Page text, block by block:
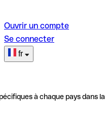
Ouvrir un compte
Se connecter
fr
à chaque pays dans la